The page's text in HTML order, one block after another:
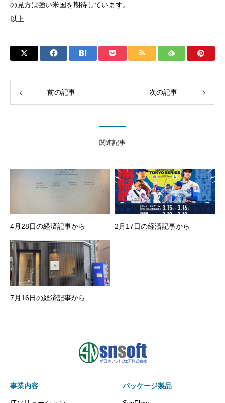
の見方は強い米国を期待しています。
以上
前の記事 次の記事
関連記事
4月28日の経済記事から 2月17日の経済記事から
7月16日の経済記事から
事業内容 パッケージ製品